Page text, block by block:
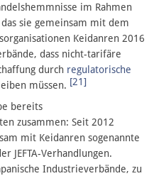
im Rahmen
sie gemeinsam mit dem
Keidanren 2016
dass nicht-tarifäre
durch regulatorische
müssen. [21]
bereits
zusammen: Seit 2012
mit Keidanren sogenannte
JEFTA-Verhandlungen.
Industrieverbände, zu